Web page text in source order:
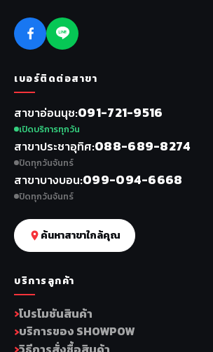
เบอร์ติดต่อสาขา
สาขาอ่อนนุช 091-721-9516
เปิดบริการทุกวัน
สาขาประชาอุทิศ 088-689-8274
ปิดทุกวันจันทร์
สาขาบางบอน 099-094-6668
ปิดทุกวันจันทร์
ค้นหาสาขาใกล้คุณ
บริการลูกค้า
โปรโมชันสินค้า
บริการของ SHOWPOW